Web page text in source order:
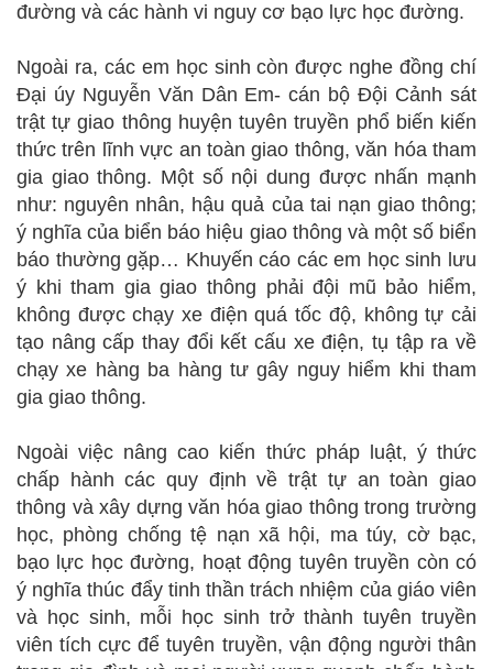
đường và các hành vi nguy cơ bạo lực học đường.
Ngoài ra, các em học sinh còn được nghe đồng chí
Đại úy Nguyễn Văn Dân Em- cán bộ Đội Cảnh sát
trật tự giao thông huyện tuyên truyền phổ biến kiến
thức trên lĩnh vực an toàn giao thông, văn hóa tham
gia giao thông. Một số nội dung được nhấn mạnh
như: nguyên nhân, hậu quả của tai nạn giao thông;
ý nghĩa của biển báo hiệu giao thông và một số biển
báo thường gặp… Khuyến cáo các em học sinh lưu
ý khi tham gia giao thông phải đội mũ bảo hiểm,
không được chạy xe điện quá tốc độ, không tự cải
tạo nâng cấp thay đổi kết cấu xe điện, tụ tập ra về
chạy xe hàng ba hàng tư gây nguy hiểm khi tham
gia giao thông.
Ngoài việc nâng cao kiến thức pháp luật, ý thức
chấp hành các quy định về trật tự an toàn giao
thông và xây dựng văn hóa giao thông trong trường
học, phòng chống tệ nạn xã hội, ma túy, cờ bạc,
bạo lực học đường, hoạt động tuyên truyền còn có
ý nghĩa thúc đẩy tinh thần trách nhiệm của giáo viên
và học sinh, mỗi học sinh trở thành tuyên truyền
viên tích cực để tuyên truyền, vận động người thân